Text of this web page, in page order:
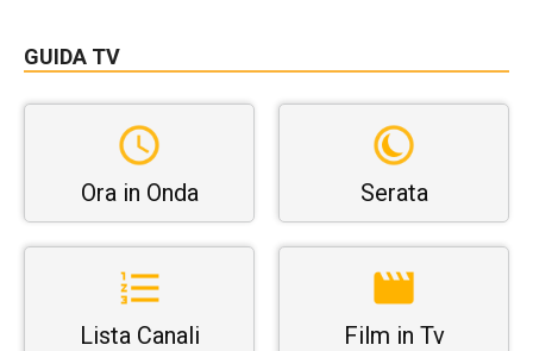
GUIDA TV
Ora in Onda Serata
Lista Canali Film in Tv